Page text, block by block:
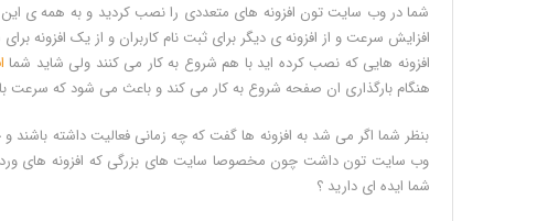
شما در وب سایت تون افزونه های متعددی را نصب کردید و به همه ی این
افزایش سرعت و از افزونه ی دیگر برای ثبت نام کاربران و از یک افزونه
افزونه هایی که نصب کرده اید با هم شروع به کار می کنند ولی شاید شما
هنگام بارگذاری ان صفحه شروع به کار می کند و باعث می شود که سرعت
بنظر شما اگر می شد به افزونه ها گفت که چه زمانی فعالیت داشته باشند و
وب سایت تون داشت چون مخصوصا سایت های بزرگی که افزونه های
شما ایده ای دارید ؟